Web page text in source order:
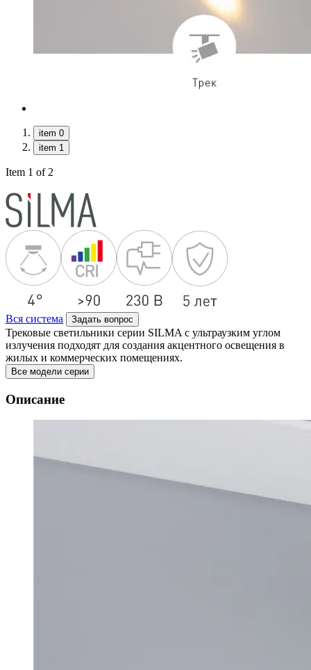
item 0
item 1
Item 1 of 2
Вся система Задать вопрос
Трековые светильники серии SILMA с ультраузким углом
излучения подходят для создания акцентного освещения в
жилых и коммерческих помещениях.
Все модели серии
Описание